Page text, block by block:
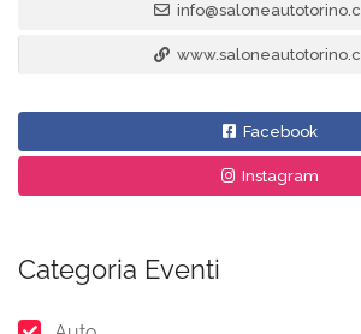
Facebook
Instagram
Categoria Eventi